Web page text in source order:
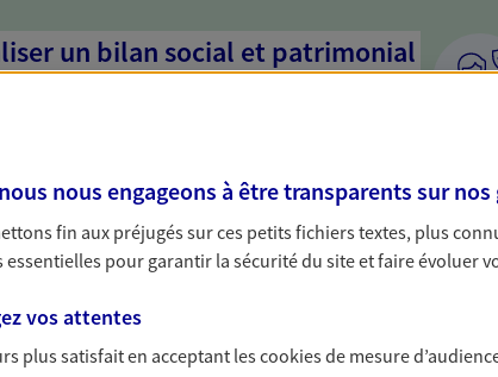
un bilan social et patrimonial
un bilan complet de votre situation. Une analyse
vous formuler des conseils cohérents avec vos
vos projets de vie
installation, départ à la retraite… Autant
de vie qui nécessitent des solutions
nous engageons à être transparents sur
fin aux préjugés sur ces petits fichiers textes, plus
pour garantir la sécurité du site et faire évoluer
vos attentes
plus satisfait en acceptant lescookiesde mesure